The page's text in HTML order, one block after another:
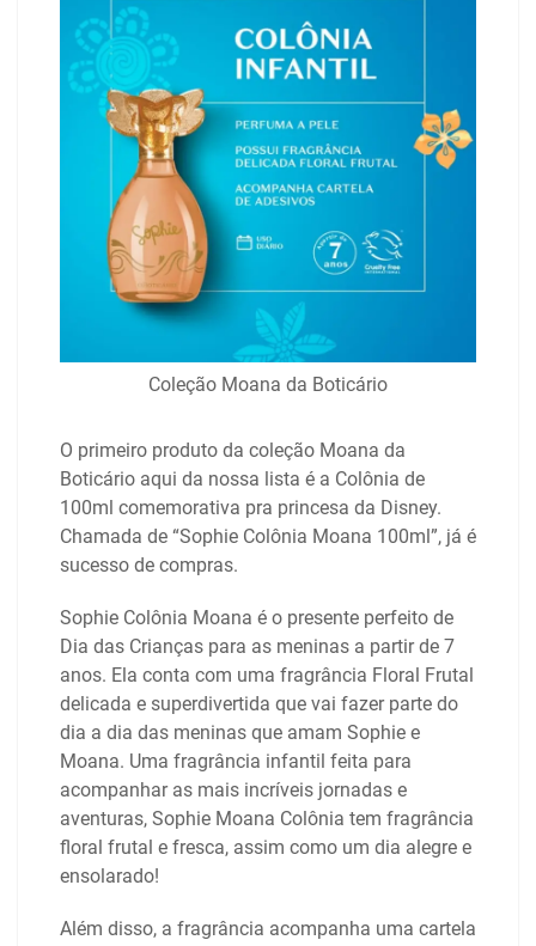
Coleção Moana da Boticário
O primeiro produto da coleção Moana da
Boticário aqui da nossa lista é a Colônia de
100ml comemorativa pra princesa da Disney.
Chamada de “Sophie Colônia Moana 100ml”, já é
sucesso de compras.
Sophie Colônia Moana é o presente perfeito de
Dia das Crianças para as meninas a partir de 7
anos. Ela conta com uma fragrância Floral Frutal
delicada e superdivertida que vai fazer parte do
dia a dia das meninas que amam Sophie e
Moana. Uma fragrância infantil feita para
acompanhar as mais incríveis jornadas e
aventuras, Sophie Moana Colônia tem fragrância
floral frutal e fresca, assim como um dia alegre e
ensolarado!
Além disso, a fragrância acompanha uma cartela